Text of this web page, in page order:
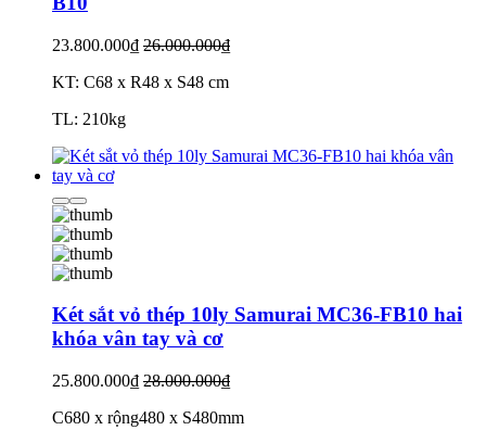
23.800.000₫ 26.000.000₫
KT: C68 x R48 x S48 cm
TL: 210kg
Két sắt vỏ thép 10ly Samurai MC36-FB10 hai
khóa vân tay và cơ
25.800.000₫ 28.000.000₫
C680 x rộng480 x S480mm